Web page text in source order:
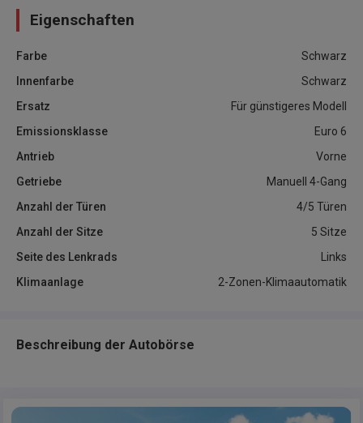
Eigenschaften
Farbe
Schwarz
Innenfarbe
Schwarz
Ersatz
Für günstigeres Modell
Emissionsklasse
Euro 6
Antrieb
Vorne
Getriebe
Manuell 4-Gang
Anzahl der Türen
4/5 Türen
Anzahl der Sitze
5 Sitze
Seite des Lenkrads
Links
Klimaanlage
2-Zonen-Klimaautomatik
Beschreibung der Autobörse